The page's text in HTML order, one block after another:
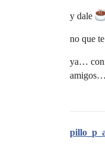
y dale
no que
ya…